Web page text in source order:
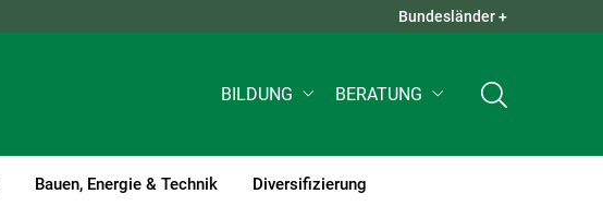
QUICK LINKS +
Bundesländer +
BILDUNG BERATUNG
Bauen, Energie & Technik Diversifizierung